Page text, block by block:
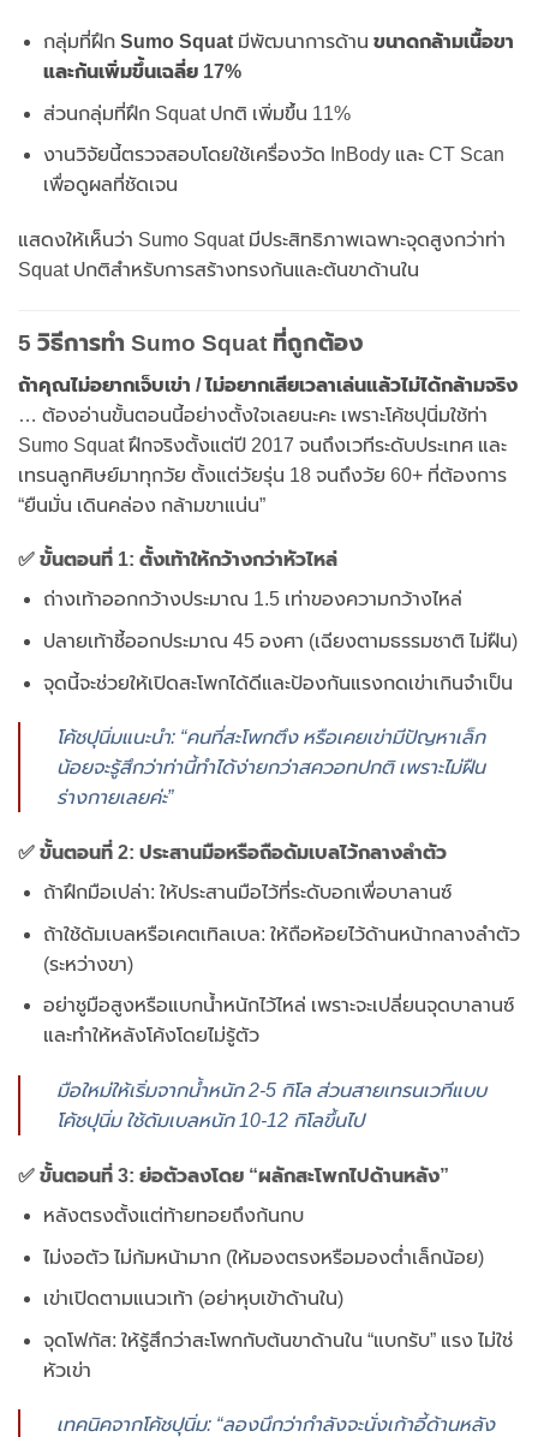
กลุ่มที่ฝึก Sumo Squatมีพัฒนาการด้าน ขนาดกล้ามเนื้อขา
และก้นเพิ่มขึ้นเฉลี่ย 17%
ส่วนกลุ่มที่ฝึก Squat ปกติ เพิ่มขึ้น 11%
งานวิจัยนี้ตรวจสอบโดยใช้เครื่องวัด InBody และ CT Scan
เพื่อดูผลที่ชัดเจน
แสดงให้เห็นว่า Sumo Squat มีประสิทธิภาพเฉพาะจุดสูงกว่าท่า
Squat ปกติสำหรับการสร้างทรงก้นและต้นขาด้านใน
5 วิธีการทำ Sumo Squat ที่ถูกต้อง
ถ้าคุณไม่อยากเจ็บเข่า / ไม่อยากเสียเวลาเล่นแล้วไม่ได้กล้ามจริง
… ต้องอ่านขั้นตอนนี้อย่างตั้งใจเลยนะคะ เพราะโค้ชปุนิ่มใช้ท่า
Sumo Squat ฝึกจริงตั้งแต่ปี 2017 จนถึงเวทีระดับประเทศ และ
เทรนลูกศิษย์มาทุกวัย ตั้งแต่วัยรุ่น 18 จนถึงวัย 60+ ที่ต้องการ
“ยืนมั่น เดินคล่อง กล้ามขาแน่น”
✅ ขั้นตอนที่ 1: ตั้งเท้าให้กว้างกว่าหัวไหล่
ถ่างเท้าออกกว้างประมาณ 1.5 เท่าของความกว้างไหล่
ปลายเท้าชี้ออกประมาณ 45 องศา (เฉียงตามธรรมชาติ ไม่ฝืน)
จุดนี้จะช่วยให้เปิดสะโพกได้ดีและป้องกันแรงกดเข่าเกินจำเป็น
โค้ชปุนิ่มแนะนำ: “คนที่สะโพกตึง หรือเคยเข่ามีปัญหาเล็ก
น้อยจะรู้สึกว่าท่านี้ทำได้ง่ายกว่าสควอทปกติ เพราะไม่ฝืน
ร่างกายเลยค่ะ”
✅ ขั้นตอนที่ 2: ประสานมือหรือถือดัมเบลไว้กลางลำตัว
ถ้าฝึกมือเปล่า: ให้ประสานมือไว้ที่ระดับอกเพื่อบาลานซ์
ถ้าใช้ดัมเบลหรือเคตเทิลเบล: ให้ถือห้อยไว้ด้านหน้ากลางลำตัว
(ระหว่างขา)
อย่าชูมือสูงหรือแบกน้ำหนักไว้ไหล่ เพราะจะเปลี่ยนจุดบาลานซ์
และทำให้หลังโค้งโดยไม่รู้ตัว
มือใหม่ให้เริ่มจากน้ำหนัก 2-5 กิโล ส่วนสายเทรนเวทีแบบ
โค้ชปุนิ่ม ใช้ดัมเบลหนัก 10-12 กิโลขึ้นไป
✅ ขั้นตอนที่ 3: ย่อตัวลงโดย “ผลักสะโพกไปด้านหลัง”
หลังตรงตั้งแต่ท้ายทอยถึงก้นกบ
ไม่งอตัว ไม่ก้มหน้ามาก (ให้มองตรงหรือมองต่ำเล็กน้อย)
เข่าเปิดตามแนวเท้า (อย่าหุบเข้าด้านใน)
จุดโฟกัส: ให้รู้สึกว่าสะโพกกับต้นขาด้านใน “แบกรับ” แรง ไม่ใช่
หัวเข่า
เทคนิคจากโค้ชปุนิ่ม: “ลองนึกว่ากำลังจะนั่งเก้าอี้ด้านหลัง